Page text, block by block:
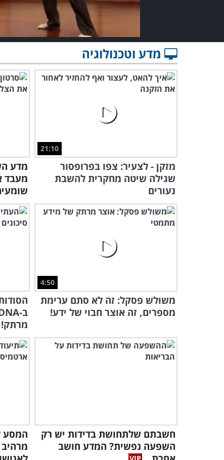
מדע וטכנולוגיה
21:10
מזקן - לצעיר: צפו בפרופסור
שגילה שיטה מחקרית להשבת
נעורים
מדע
מעבד
4:50
משולש פסקל: זה לא סתם ערימת
מספרים, זה אוצר חבוי של ידע!
מרתק!
חשבתם שלתחושת בדידות יש רק
השפעה נפשית? המדע חושב